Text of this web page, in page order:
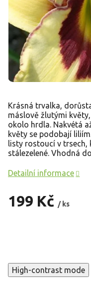
199 Kč / ks
Krásná trvalka,
máslově žlutými
okolo hrdla. Nakvétá
květy se podobají liliím.
listy rostoucí v trsech,
stálezelené. Vhodná
Detailní informace
High-contrast mode